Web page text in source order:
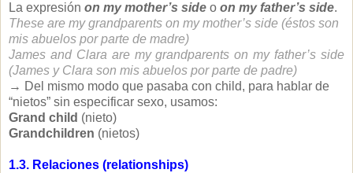
La expresiónon my mother’s sideoon my father’s side.
These are my grandparents on my mother’s side (éstos son
mis abuelos por parte de madre)
James and Clara are my grandparents on my father’s side
(James y Clara son mis abuelos por parte de padre)
→ Del mismo modo que pasaba con child, para hablar de
“nietos” sin especificar sexo, usamos:
Grand child (nieto)
Grandchildren (nietos)
1.3. Relaciones (relationships)